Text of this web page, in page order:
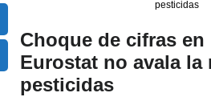
Choque de cifras en
Eurostat no avala la
pesticidas